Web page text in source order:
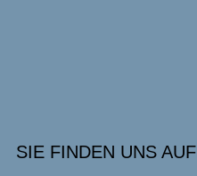
SIE FINDEN UNS AUF